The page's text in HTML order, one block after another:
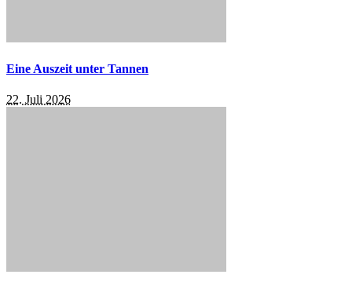
Eine Auszeit unter Tannen
22. Juli 2026